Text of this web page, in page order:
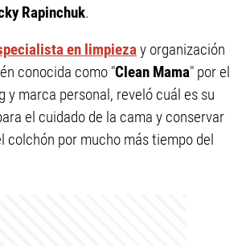
Rapinchuk.
en limpiezay organización
conocida como "Clean Mama" por el
y marca personal, reveló cuál es su
el cuidado de la cama y conservar
colchón por mucho más tiempo del